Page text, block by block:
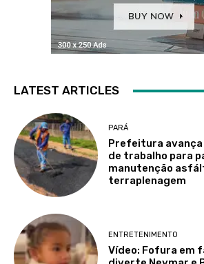
LATEST ARTICLES
PARÁ
Prefeitura
de trabalho para
manutenção
terraplenagem
ENTRETENIMENTO
Vídeo: Fofura em